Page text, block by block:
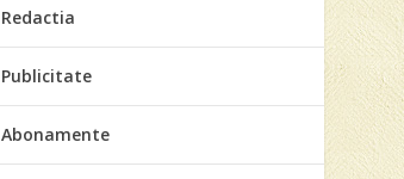
Redactia
Publicitate
Abonamente